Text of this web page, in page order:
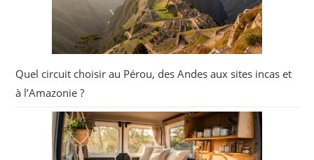
Quel circuit choisir au Pérou, des Andes aux sites incas et
à l’Amazonie ?